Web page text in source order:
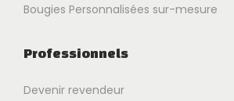
Bougies Personnalisées sur-mesure
Professionnels
Devenir revendeur